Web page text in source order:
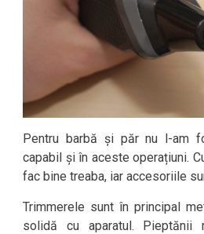
Pentru barbă și păr nu l-am
capabil și în aceste operațiuni.
fac bine treaba, iar accesoriile
Trimmerele sunt în principal
solidă cu aparatul.